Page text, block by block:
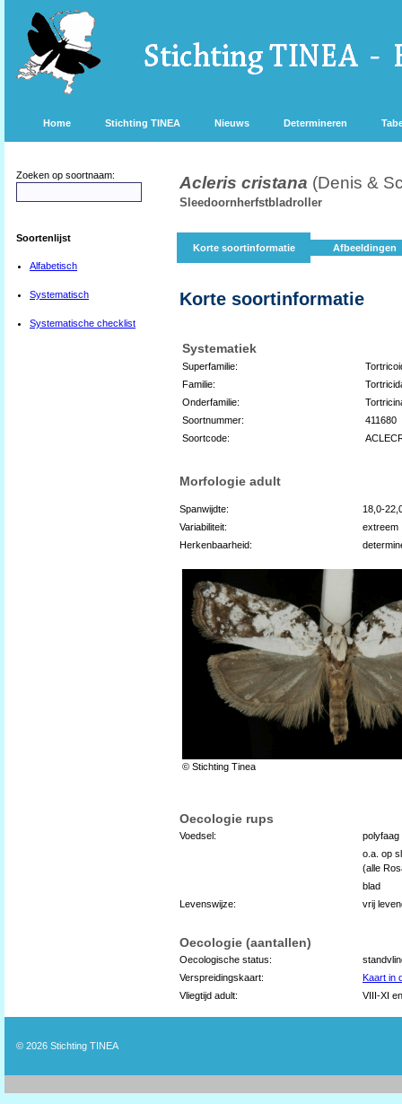
Home Stichting TINEA Nieuws Determineren
Zoeken op soortnaam:
Soortenlijst
Alfabetisch
Systematisch
Systematische checklist
Acleris cristana (Denis &
Sleedoornherfstbladroller
Korte soortinformatie Afbeeldingen
Korte soortinformatie
Systematiek
Superfamilie:
Familie:
Onderfamilie:
Soortnummer:
411680
Soortcode:
Morfologie adult
Spanwijdte:
18,0-
Variabiliteit:
extreem
Herkenbaarheid:
© Stichting Tinea
Oecologie rups
Voedsel:
polyfaag
o.a. op
(alle
blad
Levenswijze:
vrij
Oecologie (aantallen)
Oecologische status:
Verspreidingskaart:
Kaart in
Vliegtijd adult:
VIII-XI
© 2026 Stichting TINEA